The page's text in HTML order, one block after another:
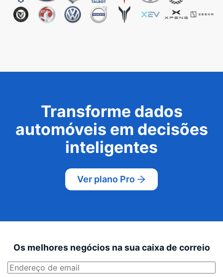
Transforme dados
automóveis em decisões
inteligentes
Ver plano Pro
Os melhores negócios na sua caixa de correio